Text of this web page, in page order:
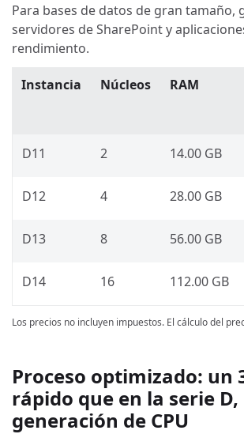
Para bases de datos de gran tamaño,
servidores de SharePoint y
rendimiento.
Instancia Núcleos RAM
D11 2 14.00 GB
D12 4 28.00 GB
D13 8 56.00 GB
D14 16 112.00 GB
Los precios no incluyen impuestos. El cálculo del
Proceso optimizado: un
rápido que en la serie
generación de CPU